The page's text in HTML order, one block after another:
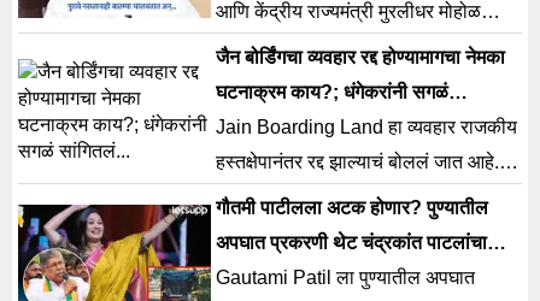
आणि केंद्रीय राज्यमंत्री मुरलीधर मोहोळ
यांच्यासह राज्याचे उच्च व तंत्रशिक्षण मंत्री
चंद्रकांत पाटील यांनी
जैन बोर्डिंगचा व्यवहार रद्द होण्यामागचा नेमका
घटनाक्रम काय?; धंगेकरांनी सगळं
सांगितलं…
Jain Boarding Land हा व्यवहार राजकीय
हस्तक्षेपानंतर रद्द झाल्याचं बोललं जात आहे.
यामागचा घटनाक्रम नेमका काय आहे? जाणून
घेऊ...
गौतमी पाटीलला अटक होणार? पुण्यातील
अपघात प्रकरणी थेट चंद्रकांत पाटलांचा
डीसीपींना फोन
Gautami Patil ला पुण्यातील अपघात